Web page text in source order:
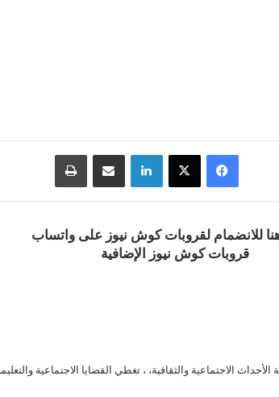
فيسبوك ‫X لينكدإن مشاركة عبر البريد
للانضمام لقروبات كوش نيوز على واتساب
قروبات كوش نيوز الإضافية
الاجتماعية والثقافية، ، تغطي القضايا الاجتماعية